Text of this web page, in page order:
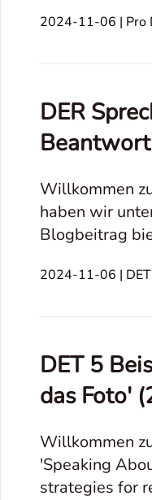
2024-11-06 | Pro
DER
Willkommen
haben wir
Blogbeitrag
2024-11-06 |
DET 5
das Foto'
Willkommen
'Speaking
strategies for